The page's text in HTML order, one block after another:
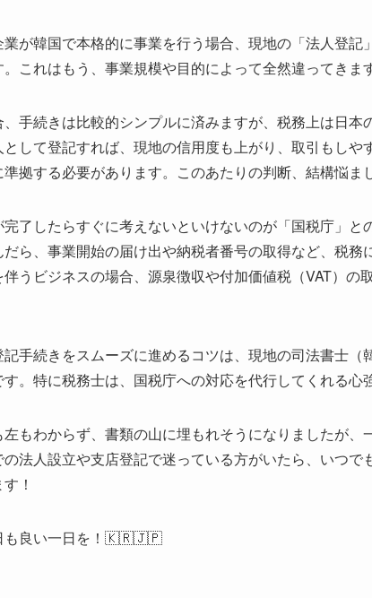
が韓国で本格的に事業を行う場合、現地の「法人登
これはもう、事業規模や目的によって全然違ってきます
手続きは比較的シンプルに済みますが、税務上は日
して登記すれば、現地の信用度も上がり、取引もし
拠する必要があります。このあたりの判断、結構悩ま
了したらすぐに考えないといけないのが「国税庁」と
ら、事業開始の届け出や納税者番号の取得など、税
うビジネスの場合、源泉徴収や付加価値税（VAT）
手続きをスムーズに進めるコツは、現地の司法書士
。特に税務士は、国税庁への対応を代行してくれる心
もわからず、書類の山に埋もれそうになりましたが
法人設立や支店登記で迷っている方がいたら、いつ
！
も良い一日を！🇰🇷🇯🇵